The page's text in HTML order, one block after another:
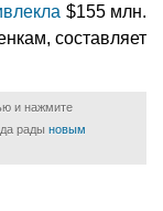
$155 млн.
составляет
и нажмите
рады новым